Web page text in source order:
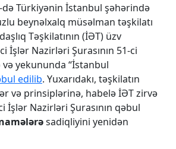
də Türkiyənin İstanbul şəhərində
beynəlxalq müsəlman təşkilatı
Təşkilatının (İƏT) üzv
İşlər Nazirləri Şurasının 51-ci
və yekununda “İstanbul
edilib. Yuxarıdakı, təşkilatın
və prinsiplərinə, habelə İƏT zirvə
İşlər Nazirləri Şurasının qəbul
sadiqliyini yenidən